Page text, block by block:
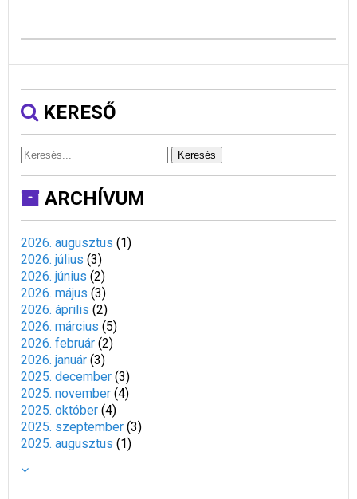
KERESŐ
Keresés
ARCHÍVUM
2026. augusztus (1)
2026. július (3)
2026. június (2)
2026. május (3)
2026. április (2)
2026. március (5)
2026. február (2)
2026. január (3)
2025. december (3)
2025. november (4)
2025. október (4)
2025. szeptember (3)
2025. augusztus (1)